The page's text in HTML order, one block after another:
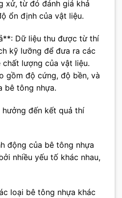
xử, từ đó đánh giá khả
ổn định của vật liệu.
Dữ liệu thu được từ thí
kỹ lưỡng để đưa ra các
lượng của vật liệu.
gồm độ cứng, độ bền, và
bê tông nhựa.
đến kết quả thí
động của bê tông nhựa
nhiều yếu tố khác nhau,
loại bê tông nhựa khác